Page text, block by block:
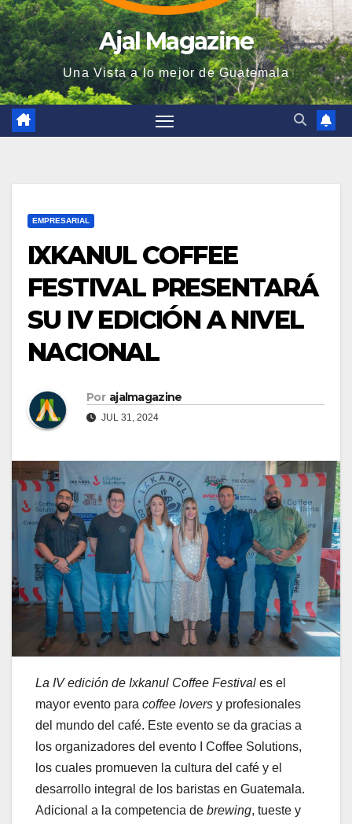
Ajal Magazine
Una Vista a lo mejor de Guatemala
EMPRESARIAL
IXKANUL COFFEE
FESTIVAL PRESENTARÁ
SU IV EDICIÓN A NIVEL
NACIONAL
Por ajalmagazine
JUL 31, 2024
La IV edición de Ixkanul Coffee Festival es el
mayor evento para coffee lovers y profesionales
del mundo del café. Este evento se da gracias a
los organizadores del evento I Coffee Solutions,
los cuales promueven la cultura del café y el
desarrollo integral de los baristas en Guatemala.
Adicional a la competencia de brewing, tueste y